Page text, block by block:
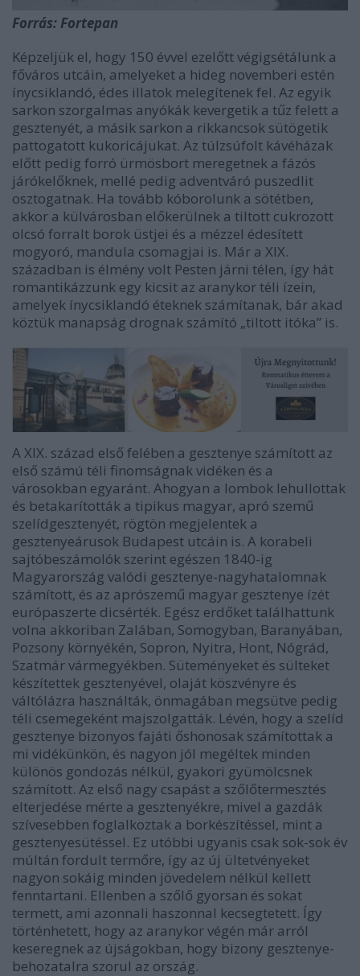
Forrás: Fortepan
Képzeljük el, hogy 150 évvel ezelőtt végigsétálunk a
főváros utcáin, amelyeket a hideg novemberi estén
ínycsiklandó, édes illatok melegítenek fel. Az egyik
sarkon szorgalmas anyókák kevergetik a tűz felett a
gesztenyét, a másik sarkon a rikkancsok sütögetik
pattogatott kukoricájukat. Az túlzsúfolt kávéházak
előtt pedig forró ürmösbort meregetnek a fázós
járókelőknek, mellé pedig adventváró puszedlit
osztogatnak. Ha tovább kóborolunk a sötétben,
akkor a külvárosban előkerülnek a tiltott cukrozott
olcsó forralt borok üstjei és a mézzel édesített
mogyoró, mandula csomagjai is. Már a XIX.
században is élmény volt Pesten járni télen, így hát
romantikázzunk egy kicsit az aranykor téli ízein,
amelyek ínycsiklandó éteknek számítanak, bár akad
köztük manapság drognak számító „tiltott itóka” is.
A XIX. század első felében a gesztenye számított az
első számú téli finomságnak vidéken és a
városokban egyaránt. Ahogyan a lombok lehullottak
és betakarították a tipikus magyar, apró szemű
szelídgesztenyét, rögtön megjelentek a
gesztenyeárusok Budapest utcáin is. A korabeli
sajtóbeszámolók szerint egészen 1840-ig
Magyarország valódi gesztenye-nagyhatalomnak
számított, és az aprószemű magyar gesztenye ízét
európaszerte dicsérték. Egész erdőket találhattunk
volna akkoriban Zalában, Somogyban, Baranyában,
Pozsony környékén, Sopron, Nyitra, Hont, Nógrád,
Szatmár vármegyékben. Süteményeket és sülteket
készítettek gesztenyével, olaját köszvényre és
váltólázra használták, önmagában megsütve pedig
téli csemegeként majszolgatták. Lévén, hogy a szelíd
gesztenye bizonyos fajáti őshonosak számítottak a
mi vidékünkön, és nagyon jól megéltek minden
különös gondozás nélkül, gyakori gyümölcsnek
számított. Az első nagy csapást a szőlőtermesztés
elterjedése mérte a gesztenyékre, mivel a gazdák
szívesebben foglalkoztak a borkészítéssel, mint a
gesztenyesütéssel. Ez utóbbi ugyanis csak sok-sok év
múltán fordult termőre, így az új ültetvényeket
nagyon sokáig minden jövedelem nélkül kellett
fenntartani. Ellenben a szőlő gyorsan és sokat
termett, ami azonnali haszonnal kecsegtetett. Így
történhetett, hogy az aranykor végén már arról
keseregnek az újságokban, hogy bizony gesztenye-
behozatalra szorul az ország.